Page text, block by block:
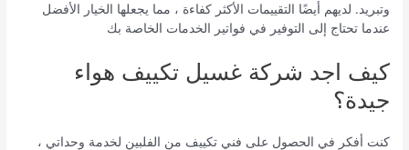
وتبريد. لديهم أيضًا التقييمات الأكثر كفاءة ، مما يجعلها الخيار الأفضل
عندما تحتاج إلى التوفير في فواتير الخدمات الخاصة بك
كيف اجد شركة غسيل تكييف هواء
جيدة؟
كنت أفكر في الحصول على فني تكييف من الفلبين لخدمة وحداتي ،